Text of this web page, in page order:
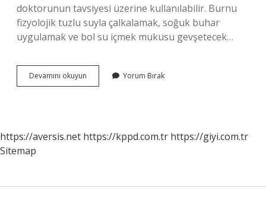
doktorunun tavsiyesi üzerine kullanılabilir. Burnu
fizyolojik tuzlu suyla çalkalamak, soğuk buhar
uygulamak ve bol su içmek mukusu gevşetecek…
Devamını okuyun
Buhar
Yorum Bırak
https://aversis.net https://kppd.com.tr https://giyi.com.tr
Sitemap